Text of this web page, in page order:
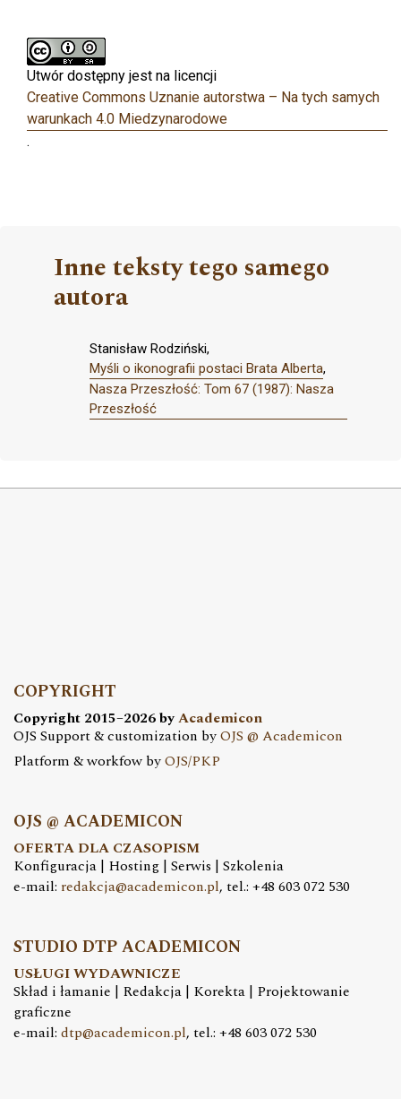
Utwór dostępny jest na licencji
Creative Commons Uznanie autorstwa – Na tych samych
warunkach 4.0 Miedzynarodowe
.
Inne teksty tego samego
autora
Stanisław Rodziński,
Myśli o ikonografii postaci Brata Alberta,
Nasza Przeszłość: Tom 67 (1987): Nasza
Przeszłość
COPYRIGHT
Copyright 2015–2026 byAcademicon
OJS Support & customization byOJS @ Academicon
Platform & workfow byOJS/PKP
OJS @ ACADEMICON
OFERTA DLA CZASOPISM
Konfiguracja | Hosting | Serwis | Szkolenia
e-mail: redakcja@academicon.pl, tel.: +48 603 072 530
STUDIO DTP ACADEMICON
USŁUGI WYDAWNICZE
Skład i łamanie | Redakcja | Korekta | Projektowanie
graficzne
e-mail: dtp@academicon.pl, tel.: +48 603 072 530